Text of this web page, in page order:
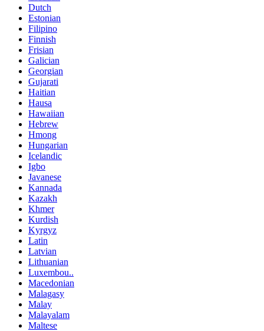
Dutch
Estonian
Filipino
Finnish
Frisian
Galician
Georgian
Gujarati
Haitian
Hausa
Hawaiian
Hebrew
Hmong
Hungarian
Icelandic
Igbo
Javanese
Kannada
Kazakh
Khmer
Kurdish
Kyrgyz
Latin
Latvian
Lithuanian
Luxembou..
Macedonian
Malagasy
Malay
Malayalam
Maltese